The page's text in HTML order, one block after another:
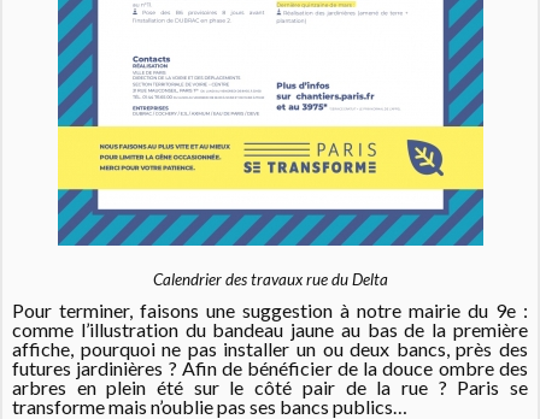
Calendrier des travaux rue du Delta
Pour terminer, faisons une suggestion à notre mairie du 9e :
comme l’illustration du bandeau jaune au bas de la première
affiche, pourquoi ne pas installer un ou deux bancs, près des
futures jardinières ? Afin de bénéficier de la douce ombre des
arbres en plein été sur le côté pair de la rue ? Paris se
transforme mais n’oublie pas ses bancs publics…